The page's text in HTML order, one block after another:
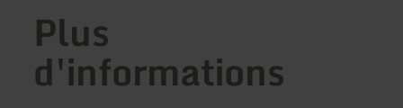
Plus
d'informations